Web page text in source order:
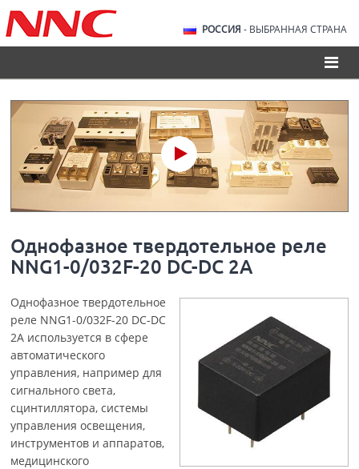
РОССИЯ - ВЫБРАННАЯ СТРАНА
Однофазное твердотельное реле
NNG1-0/032F-20 DC-DC 2A
Однофазное твердотельное
реле NNG1-0/032F-20 DC-DC
2A используется в сфере
автоматического
управления, например для
сигнального света,
сцинтиллятора, системы
управления освещения,
инструментов и аппаратов,
медицинского